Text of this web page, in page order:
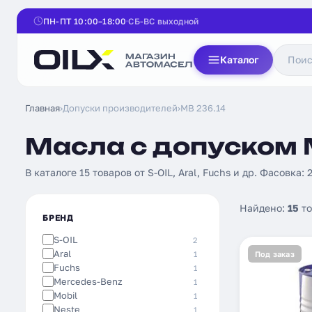
ПН-ПТ 10:00–18:00 СБ-ВС выходной
Каталог
Главная›Допуски производителей›MB 236.14
Масла с допуском
В каталоге 15 товаров от S-OIL, Aral, Fuchs и др.
БРЕНД
S-OIL 2
Aral 1
Fuchs 1
Mercedes-Benz 1
Mobil 1
Neste 1
Найдено: 15
Под заказ